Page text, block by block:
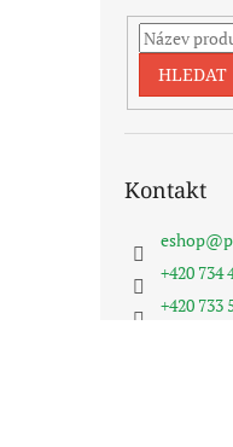
HLEDAT
Kontakt
eshop@
+420 734
+420 733